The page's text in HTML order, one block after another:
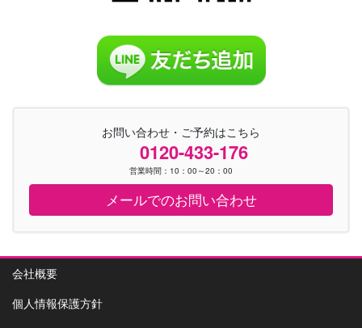
お問い合わせ・ご予約はこちら
0120-433-176
営業時間：10：00～20：00
メールでのお問い合わせ
会社概要
個人情報保護方針